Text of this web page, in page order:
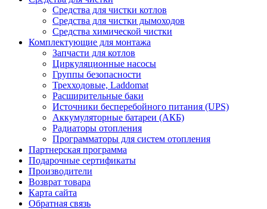
Средства для чистки котлов
Средства для чистки дымоходов
Средства химической чистки
Комплектующие для монтажа
Запчасти для котлов
Циркуляционные насосы
Группы безопасности
Трехходовые, Laddomat
Расширительные баки
Источники бесперебойного питания (UPS)
Аккумуляторные батареи (АКБ)
Радиаторы отопления
Программаторы для систем отопления
Партнерская программа
Подарочные сертификаты
Производители
Возврат товара
Карта сайта
Обратная связь